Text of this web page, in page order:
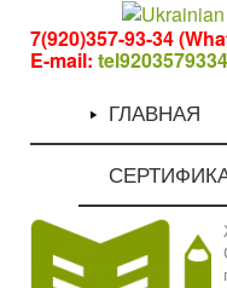
7(920)357-93-34
E-mail:
ГЛАВНАЯ